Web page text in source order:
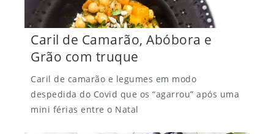
Caril de Camarão, Abóbora e
Grão com truque
Caril de camarão e legumes em modo
despedida do Covid que os “agarrou” após uma
mini férias entre o Natal